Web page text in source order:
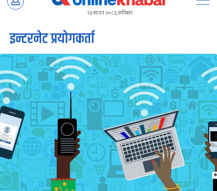
२३ साउन २०८३, शनिबार
इन्टरनेट प्रयोगकर्ता